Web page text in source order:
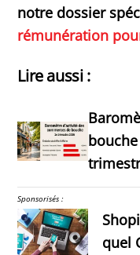
notre dossier
rémunération
Lire aussi :
Sponsorisés :
quel